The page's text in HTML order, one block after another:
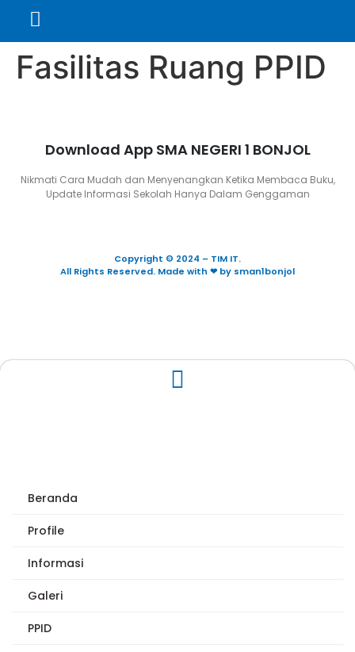
Fasilitas Ruang PPID
Download App SMA NEGERI 1 BONJOL
Nikmati Cara Mudah dan Menyenangkan Ketika Membaca Buku,
Update Informasi Sekolah Hanya Dalam Genggaman
Copyright © 2024 – TIM IT.
All Rights Reserved. Made with ❤ by sman1bonjol
Beranda
Profile
Informasi
Galeri
PPID